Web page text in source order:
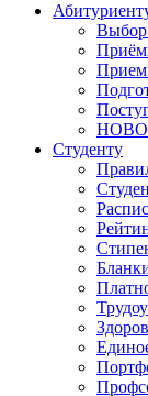
Выбор
Прием
Студенту